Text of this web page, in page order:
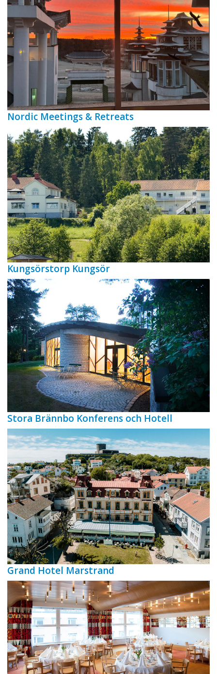
Nordic Meetings & Retreats
Kungsörstorp Kungsör
Stora Brännbo Konferens och Hotell
Grand Hotel Marstrand